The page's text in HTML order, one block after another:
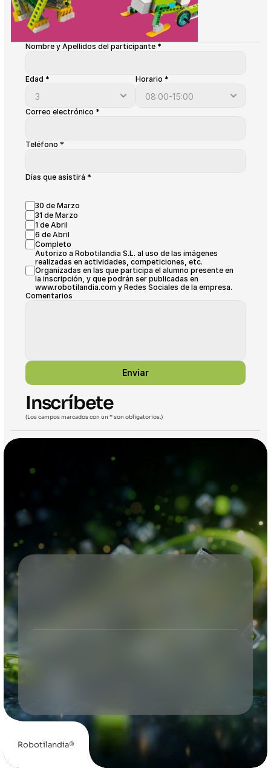
Nombre y Apellidos del participante *
Edad * Horario *
Correo electrónico *
Teléfono *
Días que asistirá *
30 de Marzo
31 de Marzo
1 de Abril
6 de Abril
Completo
Autorizo a Robotilandia S.L. al uso de las imágenes
realizadas en actividades, competiciones, etc.
Organizadas en las que participa el alumno presente en
la inscripción, y que podrán ser publicadas en
www.robotilandia.com y Redes Sociales de la empresa.
Comentarios
Enviar
Inscríbete
(Los campos marcados con un * son obligatorios.)
Robotilandia
Contacta
Accesibilidad
Noticias
Contacto
Robotilandia®